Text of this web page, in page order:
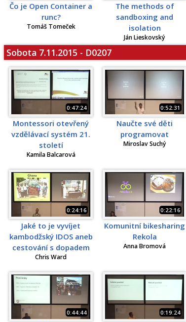
Čo je Open Container a
runc?
Tomáš Tomeček
The methods of
sandboxing and
isolation
Ján Lieskovský
Sobota 7.11.2015 - D0207
0:47:24
Montessori otevřený
vzdělávací systém 21.
století
Kamila Balcarová
0:52:31
Naučte své děti
programovat
Miroslav Suchý
0:24:16
Jaké to je vyvíjet
kambodžský IDOS aneb
cestování s dopadem
Chris Ward
0:22:16
Komunitní bikesharing
Rekola
Anna Bromová
0:44:44 0:19:24